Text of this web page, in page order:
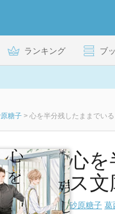
ランキング ブ
糖子 > 心を半分残したままでい
心を
ス文
砂原糖子 葛